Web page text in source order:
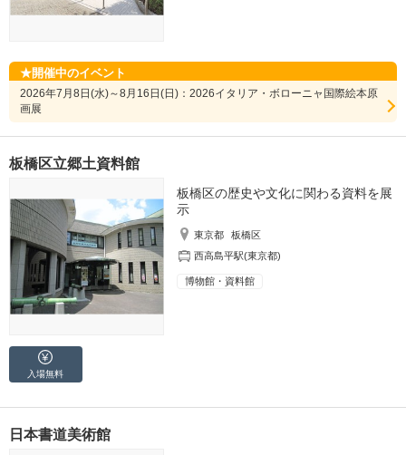
開催中のイベント
2026年7月8日(水)～8月16日(日)：2026イタリア・ボローニャ国際絵本原
画展
板橋区立郷土資料館
板橋区の歴史や文化に関わる資料を展
示
東京都
板橋区
西高島平駅(東京都)
博物館・資料館
入場無料
日本書道美術館